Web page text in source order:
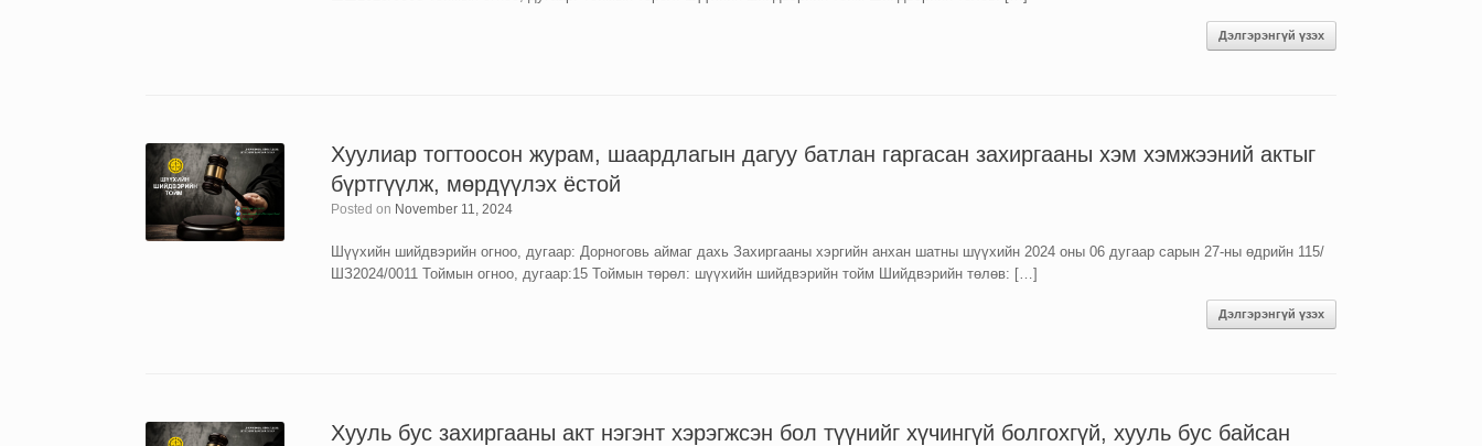
Дэлгэрэнгүй үзэх
Хуулиар тогтоосон журам, шаардлагын дагуу батлан гаргасан захиргааны хэм хэмжээний актыг
бүртгүүлж, мөрдүүлэх ёстой
Posted on November 11, 2024
Шүүхийн шийдвэрийн огноо, дугаар: Дорноговь аймаг дахь Захиргааны хэргийн анхан шатны шүүхийн 2024 оны 06 дугаар сарын 27-ны өдрийн 115/
ШЗ2024/0011 Тоймын огноо, дугаар:15 Тоймын төрөл: шүүхийн шийдвэрийн тойм Шийдвэрийн төлөв: […]
Дэлгэрэнгүй үзэх
Хууль бус захиргааны акт нэгэнт хэрэгжсэн бол түүнийг хүчингүй болгохгүй, хууль бус байсан